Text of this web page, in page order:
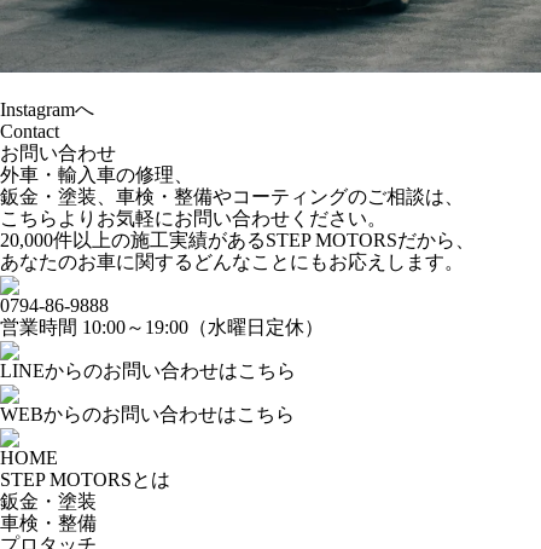
Instagramへ
Contact
お問い合わせ
外車・輸入車の修理、
鈑金・塗装、車検・整備やコーティングのご相談は、
こちらよりお気軽にお問い合わせください。
20,000件以上の施工実績があるSTEP MOTORSだから、
あなたのお車に関するどんなことにもお応えします。
0794-86-9888
営業時間 10:00～19:00（水曜日定休）
LINEからのお問い合わせはこちら
WEBからのお問い合わせはこちら
HOME
STEP MOTORSとは
鈑金・塗装
車検・整備
プロタッチ